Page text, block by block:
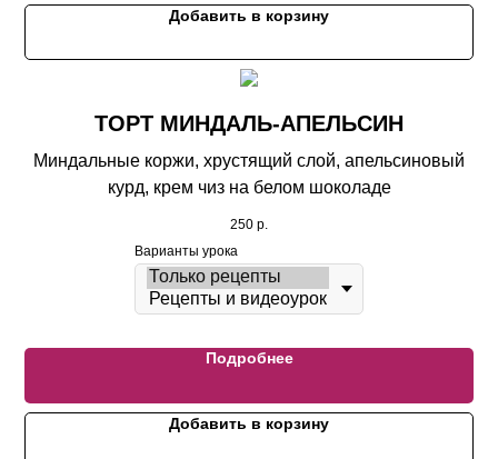
Добавить в корзину
ТОРТ МИНДАЛЬ-АПЕЛЬСИН
Миндальные коржи, хрустящий слой, апельсиновый
курд, крем чиз на белом шоколаде
250 р.
Варианты урока
Подробнее
Добавить в корзину